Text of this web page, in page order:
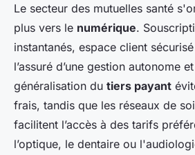
Le secteur des mutuelles santé
plus vers le numérique.
instantanés, espace client
l’assuré d’une gestion autonome
généralisation du tiers payant
frais, tandis que les réseaux de
facilitent l’accès à des tarifs
l’optique, le dentaire ou